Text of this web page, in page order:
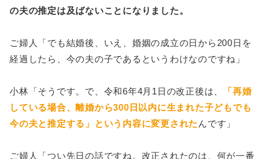
の夫の推定は及ばないことになりました。
ご婦人「でも結婚後、いえ、婚姻の成立の日から200日を
経過したら、今の夫の子であるというわけなのですね」
小林「そうです。で、令和6年4月1日の改正後は、
「再婚
している場合、離婚から300日以内に生まれた子どもでも
今の夫と推定する」という内容に変更された んです」
ご婦人「つい先日の話ですね。改正されたのは、何が一番